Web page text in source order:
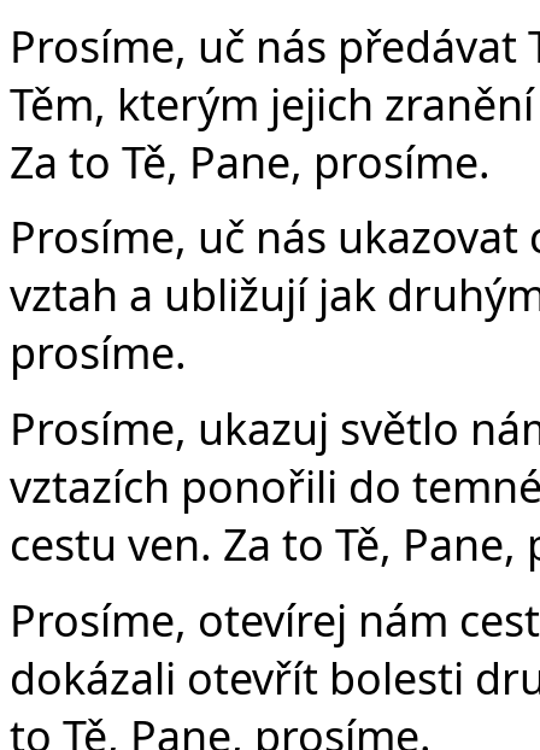
Prosíme, uč nás
Těm, kterým jejich
Za to Tě, Pane, prosíme.
Prosíme, uč nás
vztah a ubližují jak
prosíme.
Prosíme, ukazuj světlo
vztazích ponořili do
cestu ven. Za to Tě, Pane,
Prosíme, otevírej nám
dokázali otevřít bolesti
to Tě, Pane, prosíme.